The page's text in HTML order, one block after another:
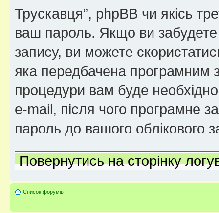
Трускавця”, phpBB чи якісь
ваш пароль. Якщо ви
запису, ви можете
яка передбачена програмним
процедури вам буде
e-mail, після чого програмне
пароль до вашого облікового
Повернутись на сторінку
Список форумів